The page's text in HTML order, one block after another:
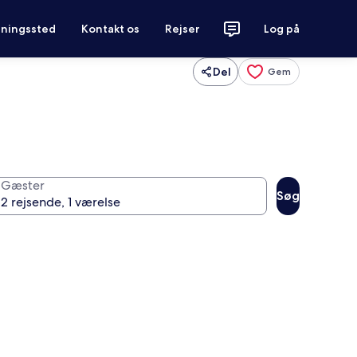
Kontakt os Rejser Log på
Del Gem
Gæster
Søg